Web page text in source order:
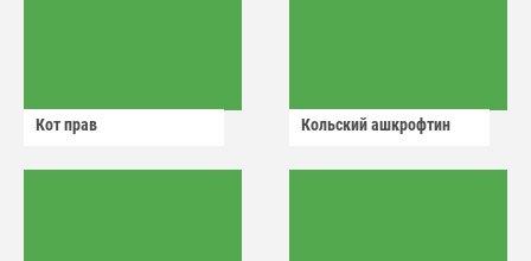
Кот прав Кольский ашкрофтин